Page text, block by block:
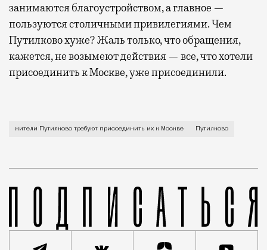
занимаются благоустройством, а главное —
пользуются столичными привилегиями. Чем
Путилково хуже? Жаль только, что обращения,
кажется, не возымеют действия — все, что хотели
присоединить к Москве, уже присоединили.
Они собрали несколько тысяч подписей под
жители Путилково требуют присоединить их к Москве Путилково